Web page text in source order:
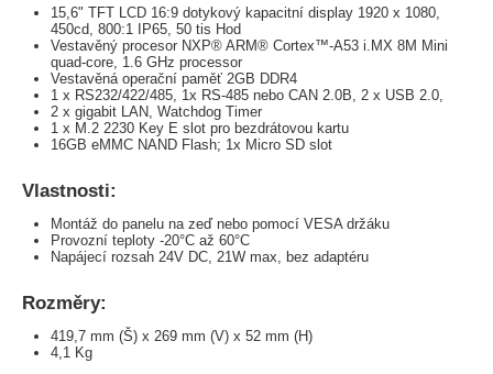
15,6" TFT LCD 16:9 dotykový kapacitní display 1920 x 1080,
450cd, 800:1 IP65, 50 tis Hod
Vestavěný procesor NXP® ARM® Cortex™-A53 i.MX 8M Mini
quad-core, 1.6 GHz processor
Vestavěná operační paměť 2GB DDR4
1 x RS232/422/485, 1x RS-485 nebo CAN 2.0B, 2 x USB 2.0,
2 x gigabit LAN, Watchdog Timer
1 x M.2 2230 Key E slot pro bezdrátovou kartu
16GB eMMC NAND Flash; 1x Micro SD slot
Vlastnosti:
Montáž do panelu na zeď nebo pomocí VESA držáku
Provozní teploty -20°C až 60°C
Napájecí rozsah 24V DC, 21W max, bez adaptéru
Rozměry:
419,7 mm (Š) x 269 mm (V) x 52 mm (H)
4,1 Kg